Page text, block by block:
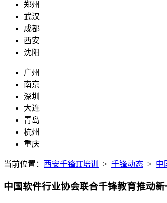
郑州
武汉
成都
西安
沈阳
广州
南京
深圳
大连
青岛
杭州
重庆
当前位置： 西安千锋IT培训 > 千锋动态 > 中
中国软件行业协会联合千锋教育推动